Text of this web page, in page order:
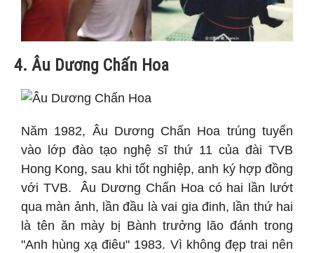
4. Âu Dương Chấn Hoa
Năm 1982, Âu Dương Chấn Hoa trúng tuyển
vào lớp đào tạo nghệ sĩ thứ 11 của đài TVB
Hong Kong, sau khi tốt nghiệp, anh ký hợp đồng
với TVB. Âu Dương Chấn Hoa có hai lần lướt
qua màn ảnh, lần đầu là vai gia đinh, lần thứ hai
là tên ăn mày bị Bành trưởng lão đánh trong
"Anh hùng xạ điêu" 1983. Vì không đẹp trai nên